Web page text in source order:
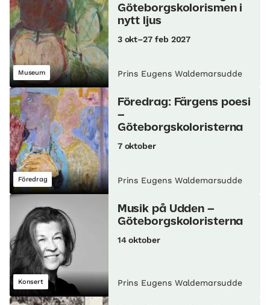
Museum
Göteborgskolorismen i
nytt ljus
3 okt–27 feb 2027
Prins Eugens Waldemarsudde
Föredrag
Föredrag: Färgens poesi
–
Göteborgskoloristerna
7 oktober
Prins Eugens Waldemarsudde
Konsert
Musik på Udden –
Göteborgskoloristerna
14 oktober
Prins Eugens Waldemarsudde